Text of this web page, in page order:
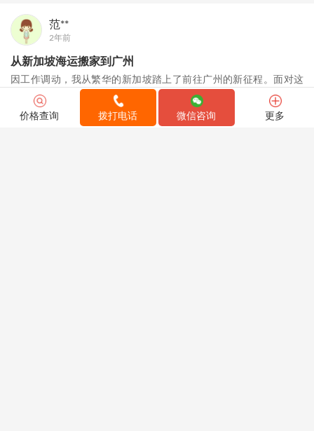
范**
2年前
从新加坡海运搬家到广州
因工作调动，我从繁华的新加坡踏上了前往广州的新征程。面对这
场跨国大迁徙，心中难免忐忑与不舍交织。但幸运的是，我遇到了
海龙国际，他们不仅仅是一家搬家服务提供商，更是我在这段旅程
中最坚实的后盾。新加坡来打包的师傅很靠谱专业高效；对接的客
价格查询 拨打电话 微信咨询 更多